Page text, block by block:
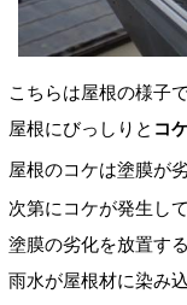
こちらは屋根の様子で
屋根にびっしりと コ
屋根のコケは塗膜が
次第にコケが発生し
塗膜の劣化を放置する
雨水が屋根材に染み